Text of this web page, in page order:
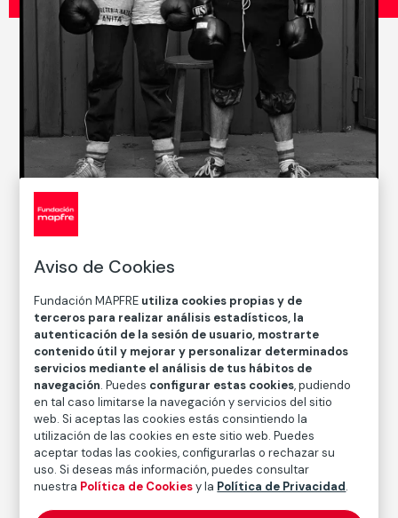
CATÁLOGO DE COLECCIONES
Boxeadores, Santiago
Paz Errázuriz
Técnica
Impresión digital con tintas sobre papel
Medidas
Medidas mancha: 60 × 45,5 cm
Medidas papel: 69 × 49,4 cm
Aviso de Cookies
Fundación MAPFRE utiliza cookies propias y de
terceros para realizar análisis estadísticos, la
autenticación de la sesión de usuario, mostrarte
contenido útil y mejorar y personalizar determinados
servicios mediante el análisis de tus hábitos de
navegación. Puedes configurar estas cookies, pudiendo
en tal caso limitarse la navegación y servicios del sitio
web. Si aceptas las cookies estás consintiendo la
utilización de las cookies en este sitio web. Puedes
aceptar todas las cookies, configurarlas o rechazar su
uso. Si deseas más información, puedes consultar
nuestra Política de Cookiesy la Política de Privacidad.